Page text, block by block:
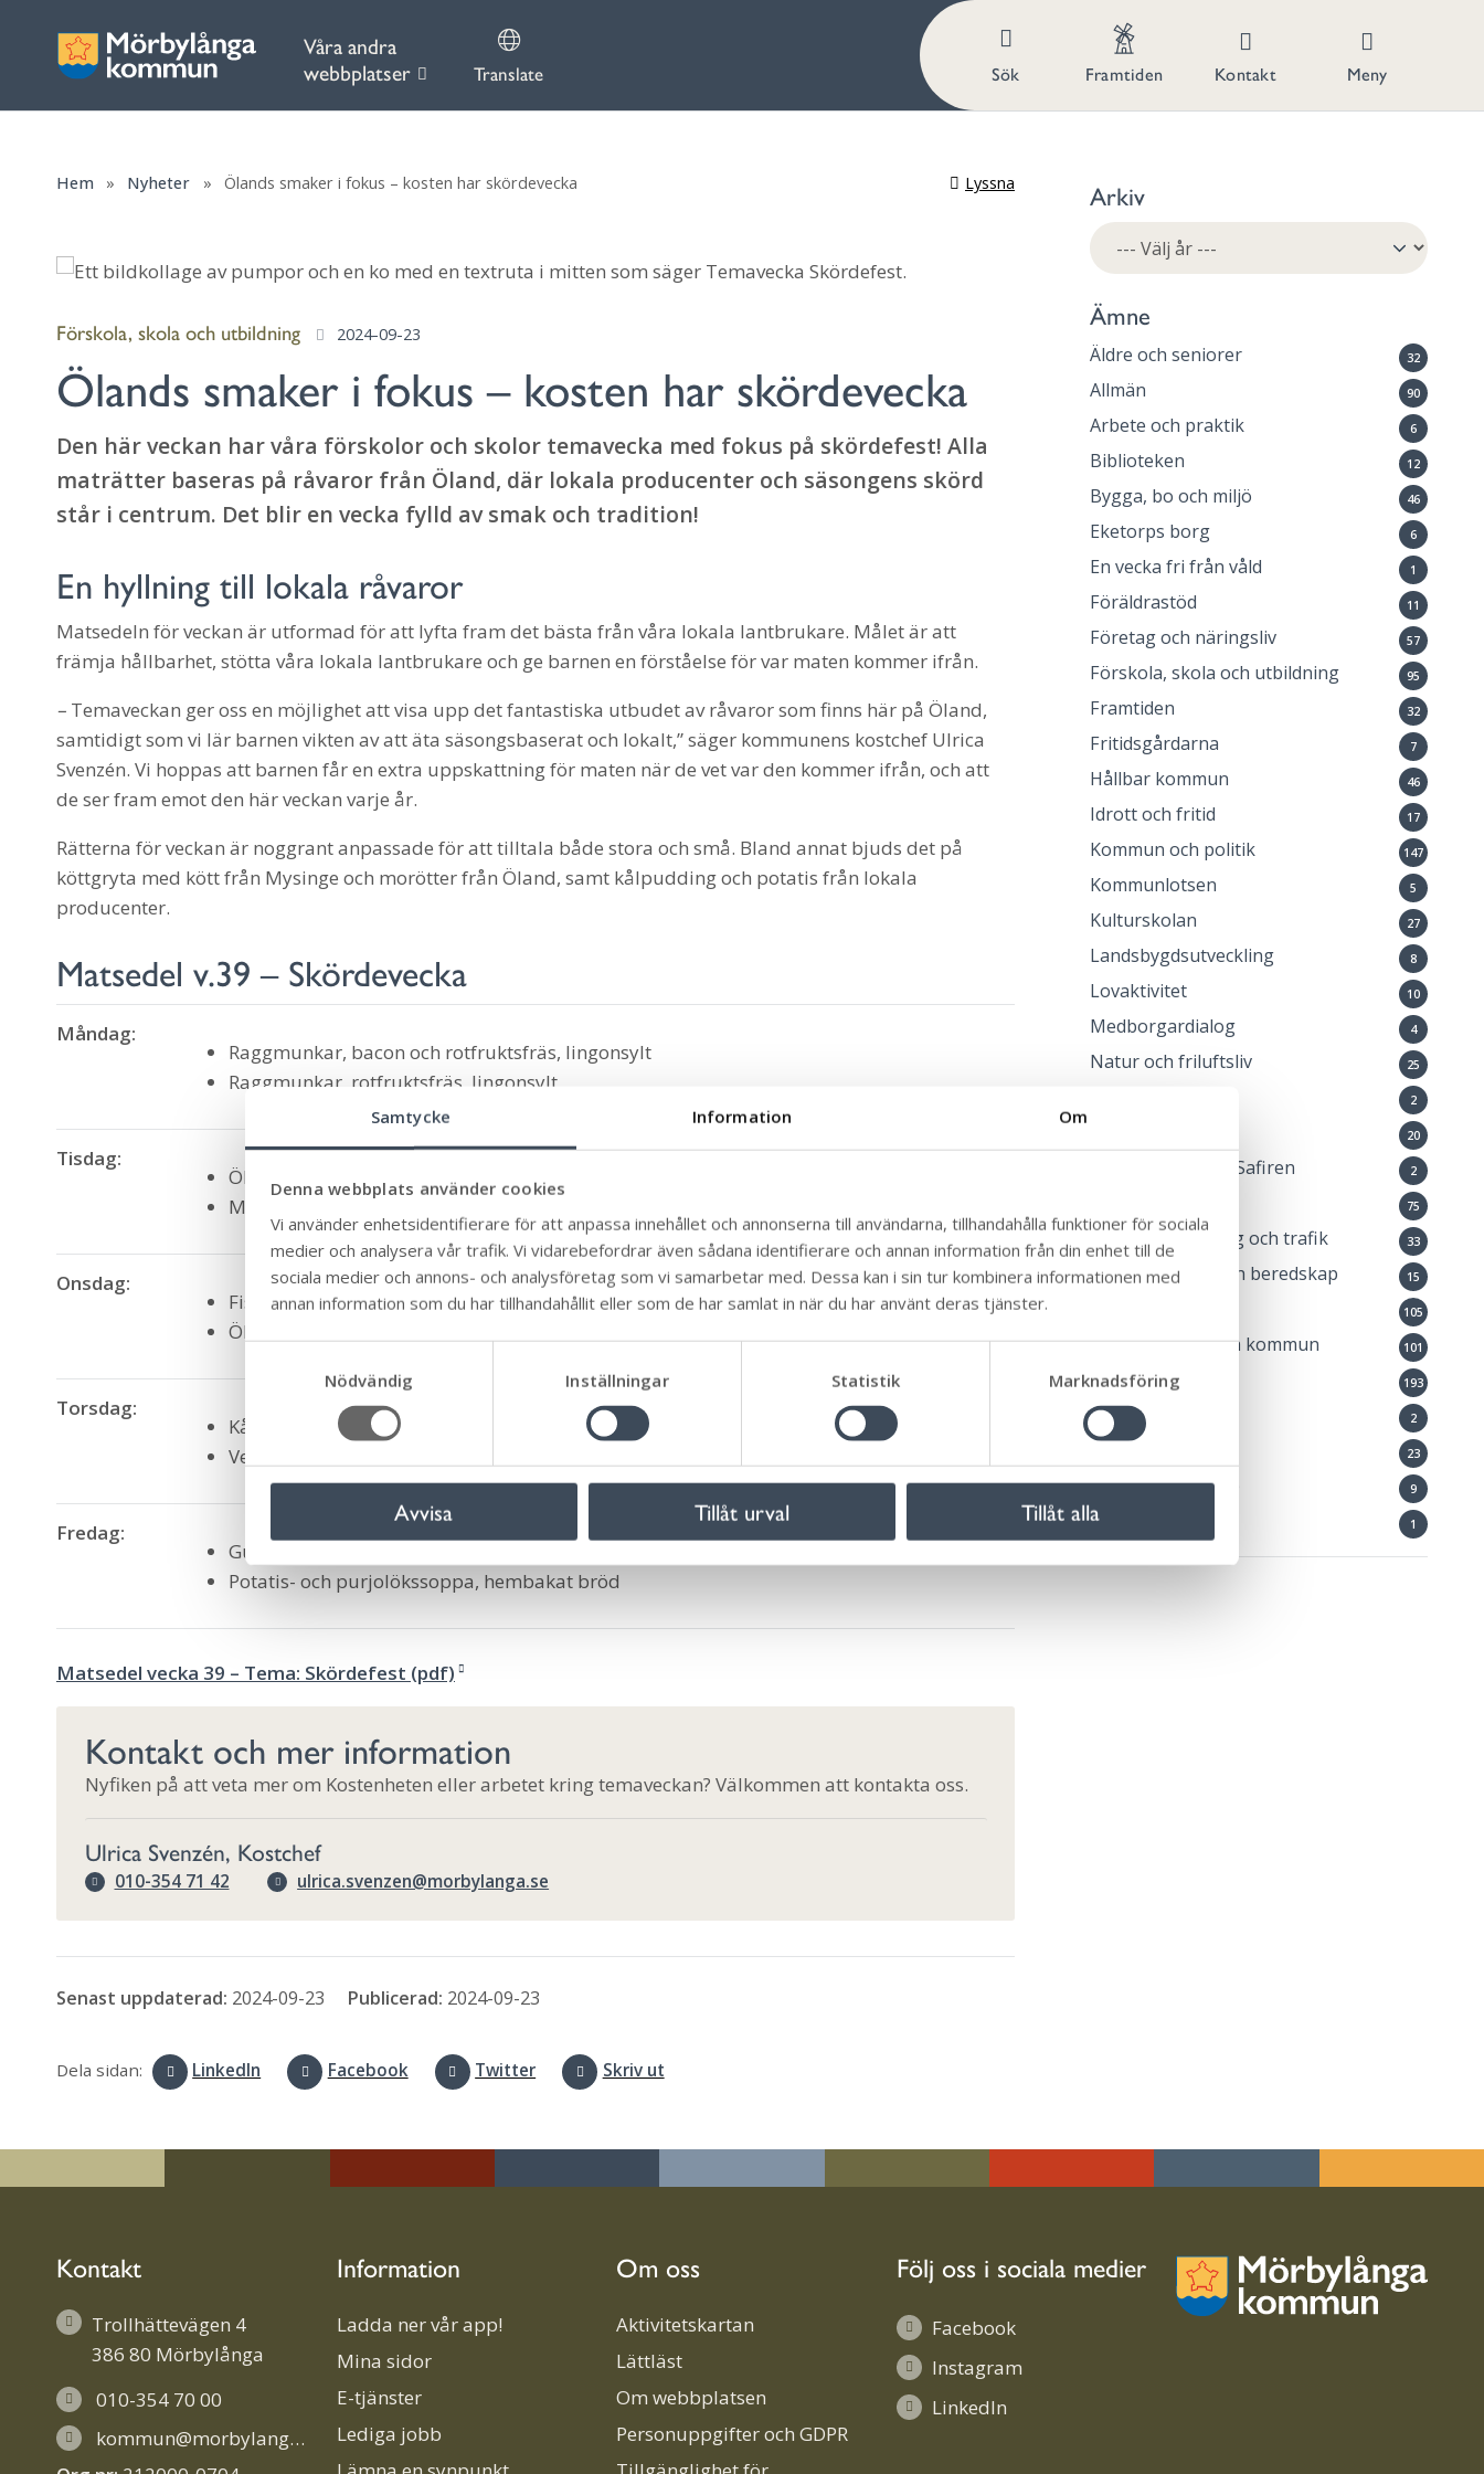
Samtycke Information Om
Denna webbplats använder cookies
Vi använder enhetsidentifierare för att anpassa innehållet och annonserna till användarna, tillhandahålla funktioner för sociala
medier och analysera vår trafik. Vi vidarebefordrar även sådana identifierare och annan information från din enhet till de
sociala medier och annons- och analysföretag som vi samarbetar med. Dessa kan i sin tur kombinera informationen med
annan information som du har tillhandahållit eller som de har samlat in när du har använt deras tjänster.
a
t
y
s
v
Nödvändig Inställningar Statistik Marknadsföring
Avvisa Tillåt urval Tillåt alla
Våra andra
webbplatser
Translate Sök Framtiden Kontakt Meny
Hem » Nyheter » Ölands smaker i fokus – kosten har skördevecka Lyssna
Förskola, skola och utbildning 2024-09-23
Ölands smaker i fokus – kosten har skördevecka
Den här veckan har våra förskolor och skolor temavecka med fokus på skördefest! Alla
maträtter baseras på råvaror från Öland, där lokala producenter och säsongens skörd
står i centrum. Det blir en vecka fylld av smak och tradition!
En hyllning till lokala råvaror
Matsedeln för veckan är utformad för att lyfta fram det bästa från våra lokala lantbrukare. Målet är att
främja hållbarhet, stötta våra lokala lantbrukare och ge barnen en förståelse för var maten kommer ifrån.
– Temaveckan ger oss en möjlighet att visa upp det fantastiska utbudet av råvaror som finns här på Öland,
samtidigt som vi lär barnen vikten av att äta säsongsbaserat och lokalt,” säger kommunens kostchef Ulrica
Svenzén. Vi hoppas att barnen får en extra uppskattning för maten när de vet var den kommer ifrån, och att
de ser fram emot den här veckan varje år.
Rätterna för veckan är noggrant anpassade för att tilltala både stora och små. Bland annat bjuds det på
köttgryta med kött från Mysinge och morötter från Öland, samt kålpudding och potatis från lokala
producenter.
Matsedel v.39 – Skördevecka
Måndag:
Raggmunkar, bacon och rotfruktsfräs, lingonsylt
Raggmunkar, rotfruktsfräs, lingonsylt
Tisdag:
Öländsk Köttgryta med kött från Mysinge, potatis, inlagd gurka
Mustig rotfruktsgryta med rotfrukter från Öland, potatis
Onsdag:
Fiskpanetter, solmos med morötter från Öland, kall sås
Öländska bönbiffar, solmos med morötter från Öland, kall sås
Torsdag:
Kålpudding, potatis, brunsås, lingonsylt
Vegetarisk kålpudding, potatis, sås, lingonsylt
Fredag:
Gul ärtsoppa med fläsk, senap, hembakat bröd
Potatis- och purjolökssoppa, hembakat bröd
Matsedel vecka 39 – Tema: Skördefest (pdf)
Kontakt och mer information
Nyfiken på att veta mer om Kostenheten eller arbetet kring temaveckan? Välkommen att kontakta oss.
Ulrica Svenzén, Kostchef
010-354 71 42 ulrica.svenzen@morbylanga.se
Senast uppdaterad: 2024-09-23 Publicerad: 2024-09-23
Dela sidan: LinkedIn Facebook Twitter Skriv ut
Arkiv
Ämne
Äldre och seniorer 32
Allmän 90
Arbete och praktik 6
Biblioteken 12
Bygga, bo och miljö 46
Eketorps borg 6
En vecka fri från våld 1
Föräldrastöd 11
Företag och näringsliv 57
Förskola, skola och utbildning 95
Framtiden 32
Fritidsgårdarna 7
Hållbar kommun 46
Idrott och fritid 17
Kommun och politik 147
Kommunlotsen 5
Kulturskolan 27
Landsbygdsutveckling 8
Lovaktivitet 10
Medborgardialog 4
Natur och friluftsliv 25
2
20
Öppna förskolan Safiren 2
75
Samhällsplanering och trafik 33
Samhällsskydd och beredskap 15
105
Ung i Mörbylånga kommun 101
Uppleva och göra 193
Utställning 2
23
Vatten och avlopp 9
Vuxenutbildning 1
Kontakt
Trollhättevägen 4
386 80 Mörbylånga
010-354 70 00
kommun@morbylanga.se
Information
Ladda ner vår app!
Mina sidor
E-tjänster
Lediga jobb
Om oss
Aktivitetskartan
Lättläst
Om webbplatsen
Personuppgifter och GDPR
Följ oss i sociala medier
Facebook
Instagram
LinkedIn